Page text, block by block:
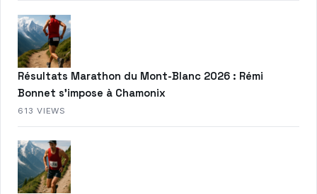
Résultats Marathon du Mont-Blanc 2026 : Rémi
Bonnet s’impose à Chamonix
613 VIEWS